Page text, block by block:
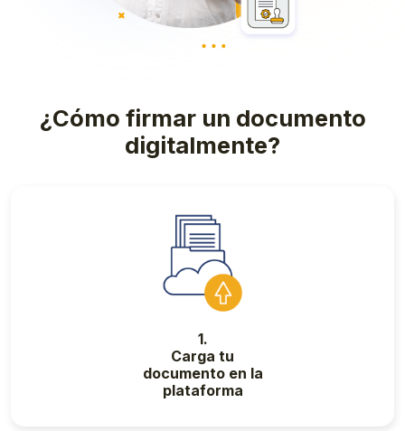
¿Cómo firmar un documento
digitalmente?
1.
Carga tu
documento en la
plataforma